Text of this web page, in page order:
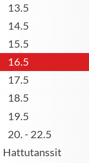
13.5
14.5
15.5
16.5
17.5
18.5
19.5
20. - 22.5
Hattutanssit